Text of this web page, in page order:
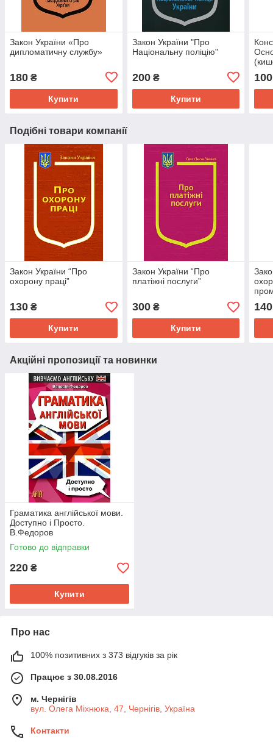
Закон України «Про
дипломатичну службу»
180 ₴
Купити
Закон України "Про
Національну поліцію"
200₴
Купити
100
Подібні товари компанії
Закон України “Про
охорону праці”
130 ₴
Купити
Закон України “Про
платіжні послуги”
300₴
Купити
140
Акційні пропозиції та новинки
Граматика англійської мови.
Доступно і Просто.
В.Федоров
Готово до відправки
220 ₴
Купити
Про нас
100% позитивних з 373 відгуків за рік
Працює з 30.08.2016
м. Чернігів
вул. Олега Міхнюка, 47, Чернігів, Україна
Контакти